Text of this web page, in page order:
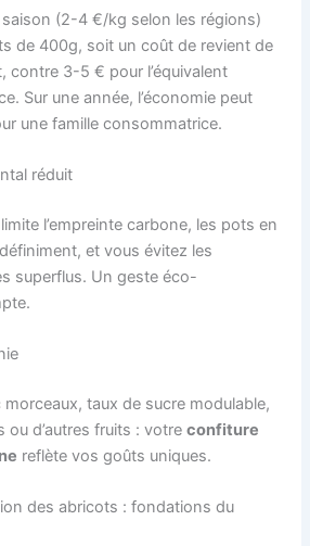
saison (2-4 €/kg selon les régions)
de 400g, soit un coût de revient de
contre 3-5 € pour l’équivalent
Sur une année, l’économie peut
une famille consommatrice.
réduit
l’empreinte carbone, les pots en
et vous évitez les
superflus. Un geste éco-
morceaux, taux de sucre modulable,
ou d’autres fruits : votreconfiture
reflète vos goûts uniques.
des abricots : fondations du